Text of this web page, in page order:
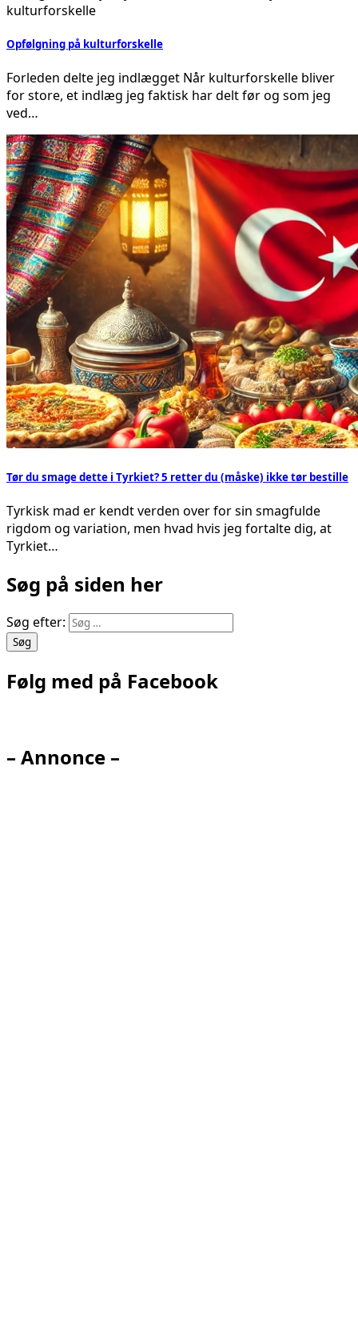
Opfølgning på kulturforskelle
Forleden delte jeg indlægget Når kulturforskelle bliver
for store, et indlæg jeg faktisk har delt før og som jeg
ved…
Tør du smage dette i Tyrkiet? 5 retter du (måske) ikke tør bestille
Tyrkisk mad er kendt verden over for sin smagfulde
rigdom og variation, men hvad hvis jeg fortalte dig, at
Tyrkiet…
Søg på siden her
Søg efter:
Følg med på Facebook
– Annonce –